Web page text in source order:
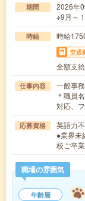
期間
2026年
※9月～！
時給 時給
交通
全額支給
仕事内容
一般事務
＊職員
対応、
応募資格
英語力
●業界未
校ご卒
職場の雰囲気
年齢層